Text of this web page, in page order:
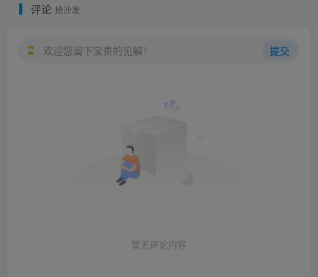
评论 抢沙发
欢迎您留下宝贵的见解！ 提交
暂无评论内容